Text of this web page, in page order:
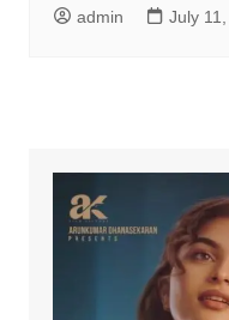
admin July